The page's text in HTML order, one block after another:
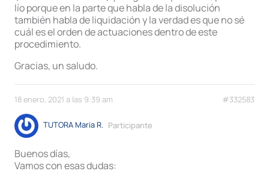
lío porque en la parte que habla de la disolución
también habla de liquidación y la verdad es que no sé
cuál es el orden de actuaciones dentro de este
procedimiento.
Gracias, un saludo.
18 enero, 2021 a las 9:39 am #332583
TUTORA Maria R. Participante
Buenos días,
Vamos con esas dudas: